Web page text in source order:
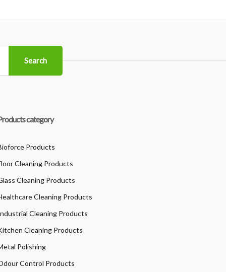
Search
category
Products
Cleaning Products
Cleaning Products
Cleaning Products
Cleaning Products
Cleaning Products
Polishing
Control Products